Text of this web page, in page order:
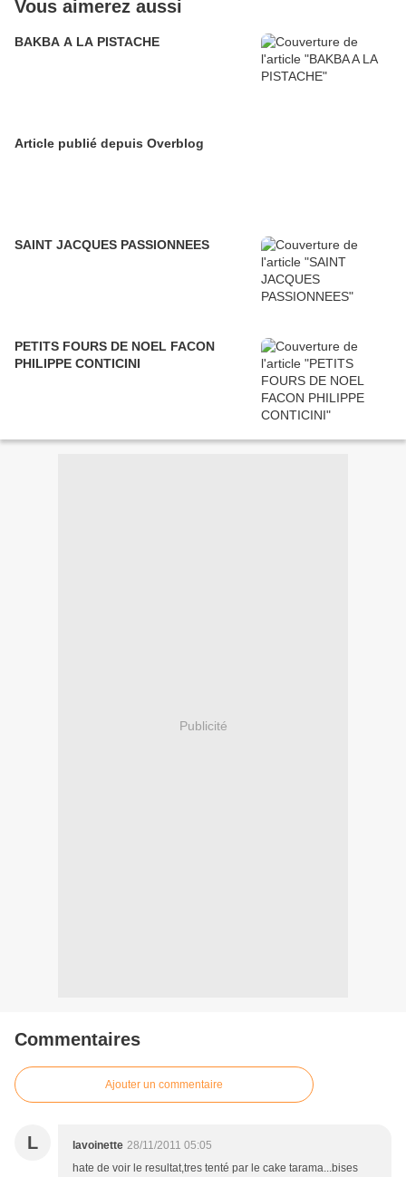
Vous aimerez aussi
BAKBA A LA PISTACHE
Article publié depuis Overblog
SAINT JACQUES PASSIONNEES
PETITS FOURS DE NOEL FACON
PHILIPPE CONTICINI
Publicité
Commentaires
Ajouter un commentaire
L lavoinette 28/11/2011 05:05
hate de voir le resultat,tres tenté par le cake tarama...bises